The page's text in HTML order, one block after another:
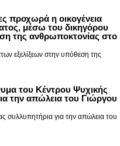
προχωρά η οικογένεια
μέσω του δικηγόρου
της ανθρωποκτονίας στο
εξελίξεων στην υπόθεση της
του Κέντρου Ψυχικής
την απώλεια του Γιώργου
συλλυπητήρια για την απώλεια του